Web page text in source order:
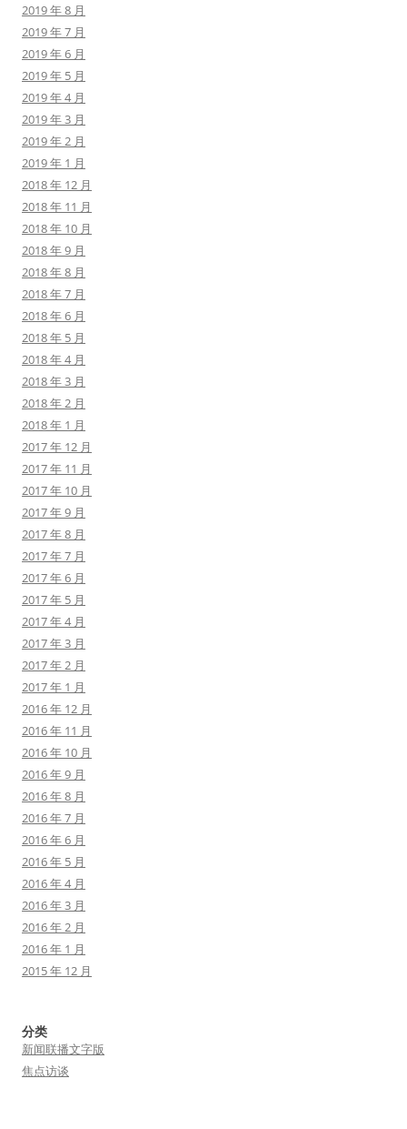
2019 年 8 月
2019 年 7 月
2019 年 6 月
2019 年 5 月
2019 年 4 月
2019 年 3 月
2019 年 2 月
2019 年 1 月
2018 年 12 月
2018 年 11 月
2018 年 10 月
2018 年 9 月
2018 年 8 月
2018 年 7 月
2018 年 6 月
2018 年 5 月
2018 年 4 月
2018 年 3 月
2018 年 2 月
2018 年 1 月
2017 年 12 月
2017 年 11 月
2017 年 10 月
2017 年 9 月
2017 年 8 月
2017 年 7 月
2017 年 6 月
2017 年 5 月
2017 年 4 月
2017 年 3 月
2017 年 2 月
2017 年 1 月
2016 年 12 月
2016 年 11 月
2016 年 10 月
2016 年 9 月
2016 年 8 月
2016 年 7 月
2016 年 6 月
2016 年 5 月
2016 年 4 月
2016 年 3 月
2016 年 2 月
2016 年 1 月
2015 年 12 月
分类
新闻联播文字版
焦点访谈